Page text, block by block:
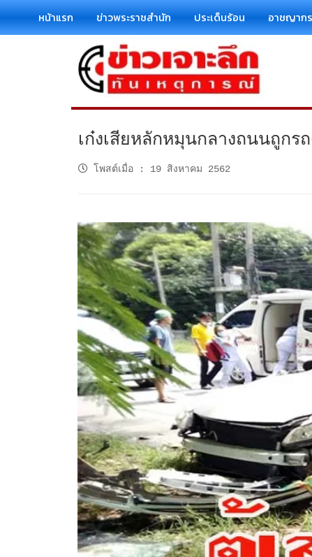
หน้าแรก ข่าวพระราชสำนัก ประเด็นร้อน อาชญาก
เก๋งเสียหลักหมุนกลางถนนถูก
โพสต์เมื่อ : 19 สิงหาคม 2562